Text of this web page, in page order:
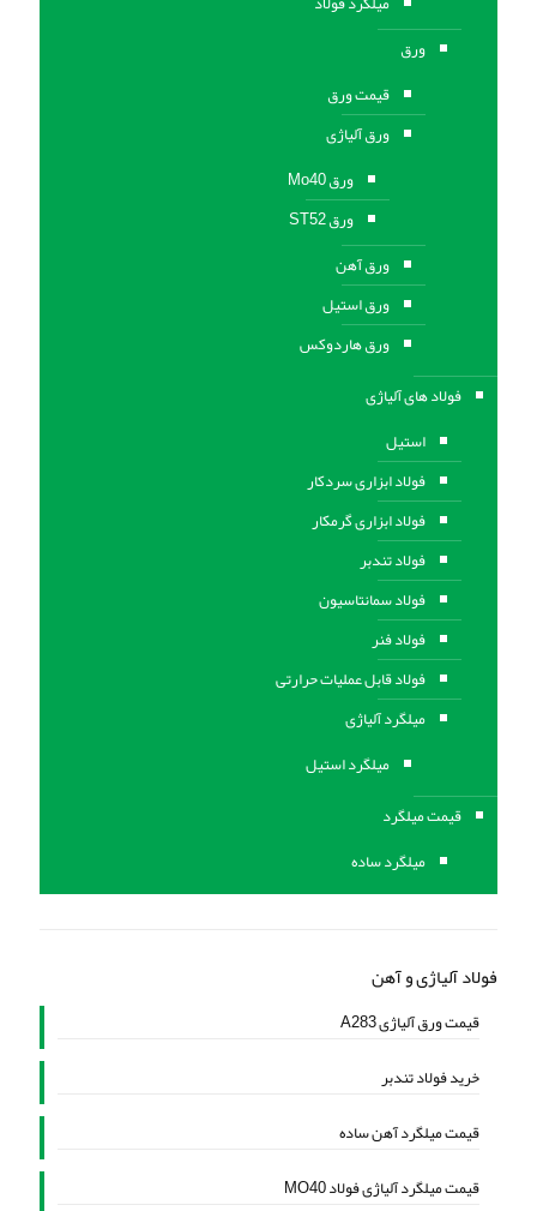
ورق
قیمت ورق
ورق آلیاژی
ورق Mo40
ورق ST52
ورق آهن
ورق استيل
ورق هاردوکس
فولاد های آلیاژی
استیل
فولاد ابزاری سردکار
فولاد ابزاری گرمکار
فولاد تندبر
فولاد سمانتاسیون
فولاد فنر
فولاد قابل عملیات حرارتی
ميلگرد آلیاژی
میلگرد استیل
قیمت میلگرد
میلگرد ساده
فولاد آلیاژی و آهن
قیمت ورق آلیاژی A283
خرید فولاد تندبر
قیمت میلگرد آهن ساده
قیمت میلگرد آلیاژی فولاد MO40